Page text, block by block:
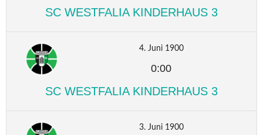
SC WESTFALIA KINDERHAUS 3
4. Juni 1900
0:00
SC WESTFALIA KINDERHAUS 3
3. Juni 1900